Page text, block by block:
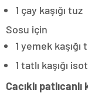
1 çay kaşığı tuz
Sosu için
1 yemek kaşığı
1 tatlı kaşığı
Cacıklı patlıcanlı